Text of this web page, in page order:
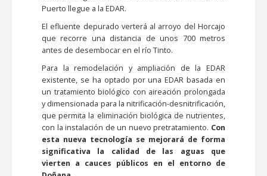
Puerto llegue a la EDAR.
El efluente depurado verterá al arroyo del Horcajo
que recorre una distancia de unos 700 metros
antes de desembocar en el río Tinto.
Para la remodelación y ampliación de la EDAR
existente, se ha optado por una EDAR basada en
un tratamiento biológico con aireación prolongada
y dimensionada para la nitrificación-desnitrificación,
que permita la eliminación biológica de nutrientes,
con la instalación de un nuevo pretratamiento. Con
esta nueva tecnología se mejorará de forma
significativa la calidad de las aguas que
vierten a cauces públicos en el entorno de